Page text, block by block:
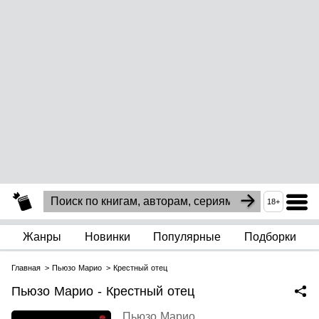
18+
Жанры Новинки Популярные Подборки
Главная Пьюзо Марио Крестный отец
Пьюзо Марио - Крестный отец